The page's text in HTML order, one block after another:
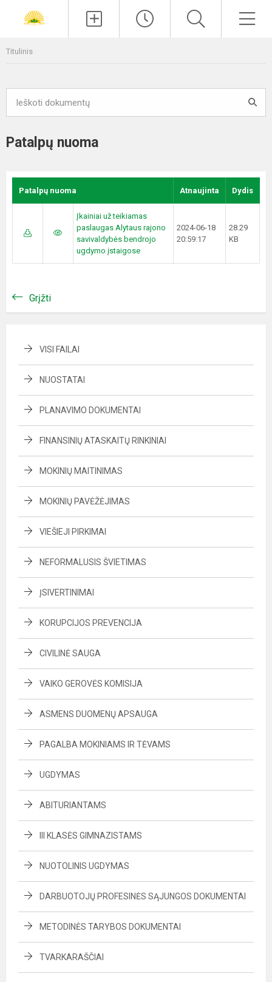
Titulinis
Patalpų nuoma
Patalpų nuoma Atnaujinta Dydis
Įkainiai už teikiamas
paslaugas Alytaus rajono
savivaldybės bendrojo
ugdymo įstaigose
2024-06-18
20:59:17
28.29
KB
Grįžti
VISI FAILAI
NUOSTATAI
PLANAVIMO DOKUMENTAI
FINANSINIŲ ATASKAITŲ RINKINIAI
MOKINIŲ MAITINIMAS
MOKINIŲ PAVĖŽĖJIMAS
VIEŠIEJI PIRKIMAI
NEFORMALUSIS ŠVIETIMAS
ĮSIVERTINIMAI
KORUPCIJOS PREVENCIJA
CIVILINĖ SAUGA
VAIKO GEROVĖS KOMISIJA
ASMENS DUOMENŲ APSAUGA
PAGALBA MOKINIAMS IR TĖVAMS
UGDYMAS
ABITURIANTAMS
III KLASĖS GIMNAZISTAMS
NUOTOLINIS UGDYMAS
DARBUOTOJŲ PROFESINĖS SĄJUNGOS DOKUMENTAI
METODINĖS TARYBOS DOKUMENTAI
TVARKARAŠČIAI